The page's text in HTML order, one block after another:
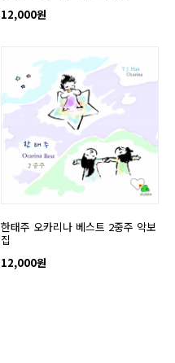
12,000원
한태주 오카리나 베스트 2중주 악보
집
12,000원